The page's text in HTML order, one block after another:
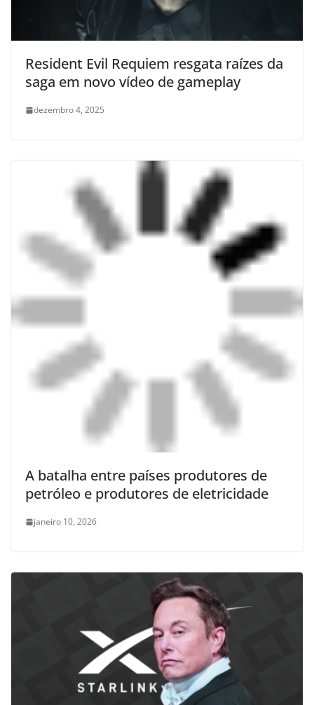
Resident Evil Requiem resgata raízes da
saga em novo vídeo de gameplay
dezembro 4, 2025
A batalha entre países produtores de
petróleo e produtores de eletricidade
janeiro 10, 2026